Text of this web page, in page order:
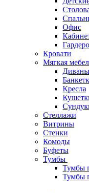
Офис
Кровати
Мягкая
Диваны
Кресла
Стеллажи
Витрины
Стенки
Комоды
Буфеты
Тумбы
Тумбы
Тумбы